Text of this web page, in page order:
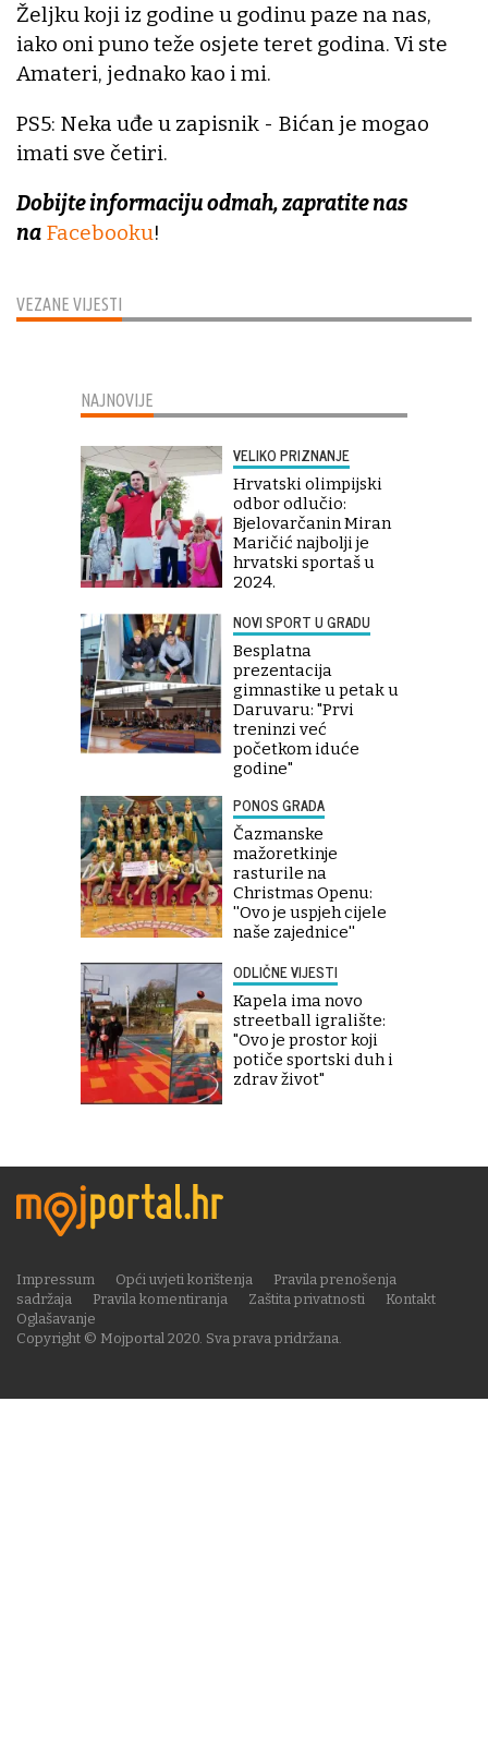
VEZANE VIJESTI
Željku koji iz godine u godinu paze na nas,
iako oni puno teže osjete teret godina. Vi ste
Amateri, jednako kao i mi.
PS5: Neka uđe u zapisnik - Bićan je mogao
imati sve četiri.
Dobijte informaciju odmah, zapratite nas
na Facebooku!
NAJNOVIJE
VELIKO PRIZNANJE
Hrvatski olimpijski
odbor odlučio:
Bjelovarčanin Miran
Maričić najbolji je
hrvatski sportaš u
2024.
NOVI SPORT U GRADU
Besplatna
prezentacija
gimnastike u petak u
Daruvaru: "Prvi
treninzi već
početkom iduće
godine"
PONOS GRADA
Čazmanske
mažoretkinje
rasturile na
Christmas Openu:
''Ovo je uspjeh cijele
naše zajednice''
ODLIČNE VIJESTI
Kapela ima novo
streetball igralište:
"Ovo je prostor koji
potiče sportski duh i
zdrav život"
Copyright © Mojportal 2020. Sva prava pridržana.
Impressum Opći uvjeti korištenja
Pravila prenošenja
sadržaja
Pravila komentiranja Zaštita privatnosti
Kontakt
Oglašavanje